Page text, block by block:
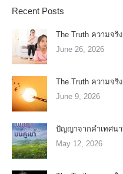
Recent Posts
The Truth ความจริ
June 26, 2026
The Truth ความจริ
June 9, 2026
ปัญญาจากคำเทศนา
May 12, 2026